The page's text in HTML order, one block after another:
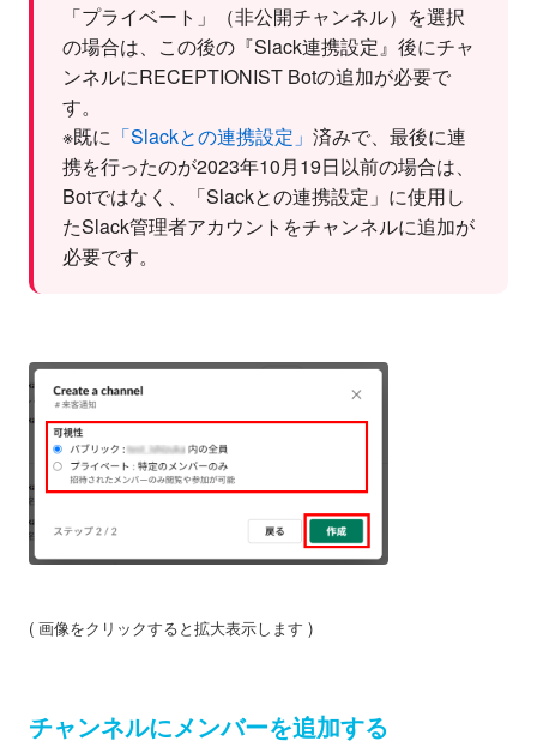
「プライベート」（非公開チャンネル）を選択
の場合は、この後の『Slack連携設定』後にチャ
ンネルにRECEPTIONIST Botの追加が必要で
す。
※既に 「Slackとの連携設定」 済みで、最後に連
携を行ったのが2023年10月19日以前の場合は、
Botではなく、「Slackとの連携設定」に使用し
たSlack管理者アカウントをチャンネルに追加が
必要です。
( 画像をクリックすると拡大表示します )
チャンネルにメンバーを追加する